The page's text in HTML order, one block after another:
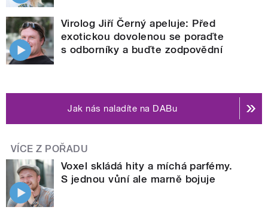
Virolog Jiří Černý apeluje: Před
exotickou dovolenou se poraďte
s odborníky a buďte zodpovědní
Jak nás naladíte na DABu
VÍCE Z POŘADU
Voxel skládá hity a míchá parfémy.
S jednou vůní ale marně bojuje